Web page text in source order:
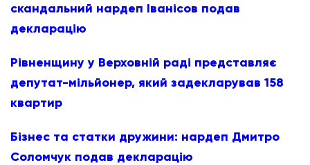
скандальний нардеп Іванісов подав
декларацію
Рівненщину у Верховній раді представляє
депутат-мільйонер, який задекларував 158
квартир
Бізнес та статки дружини: нардеп Дмитро
Соломчук подав декларацію